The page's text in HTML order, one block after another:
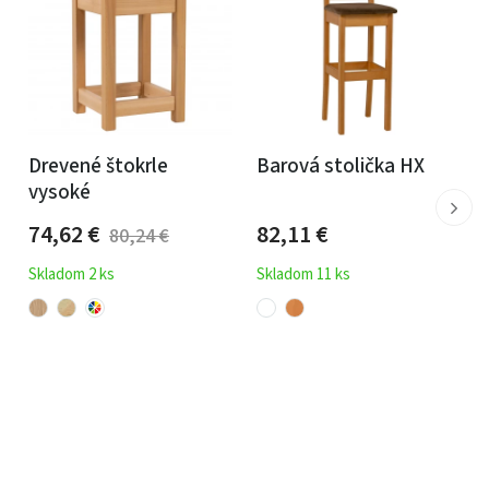
Drevené štokrle
vysoké
74,62€ 80,24€
Skladom 2 ks
Barová stolička HX
82,11€
Skladom 11 ks